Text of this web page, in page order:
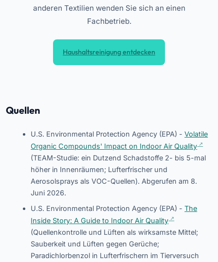
anderen Textilien wenden Sie sich an einen
Fachbetrieb.
Haushaltsreinigung entdecken
Quellen
U.S. Environmental Protection Agency (EPA) -Volatile
Organic Compounds' Impact on Indoor Air Quality
(TEAM-Studie: ein Dutzend Schadstoffe 2- bis 5-mal
höher in Innenräumen; Lufterfrischer und
Aerosolsprays als VOC-Quellen). Abgerufen am 8.
Juni 2026.
U.S. Environmental Protection Agency (EPA) -The
Inside Story: A Guide to Indoor Air Quality
(Quellenkontrolle und Lüften als wirksamste Mittel;
Sauberkeit und Lüften gegen Gerüche;
Paradichlorbenzol in Lufterfrischern im Tierversuch